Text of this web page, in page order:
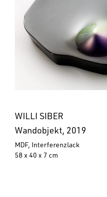
WILLI SIBER
Wandobjekt, 2019
MDF, Interferenzlack
58 x 40 x 7 cm